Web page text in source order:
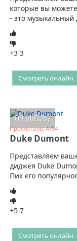
которые вы
- это музыкальный
+3 3
Смотреть онлайн
03 ИЮЛЬ
Просмотров: 4754
Duke Dumont
Представляем
диджея Duke
Пик его
+5 7
Смотреть онлайн